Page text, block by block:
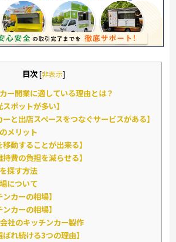
目次[非表示]
ー開業に適している理由とは？
スポットが多い】
ーと出店スペースをつなぐサービスがある】
メリット
移動することが出来る】
持費の負担を減らせる】
探す方法
について
ンカーの相場】
ンカーの相場】
社のキッチンカー製作
ばれ続ける3つの理由】